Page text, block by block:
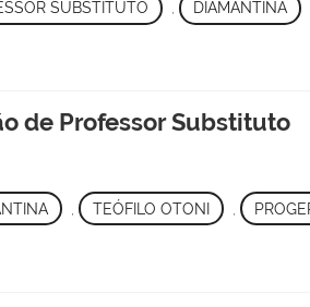
SUBSTITUTO , DIAMANTINA
de Professor Substituto
, TEÓFILO OTONI